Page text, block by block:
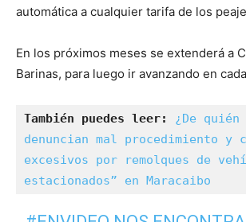
automática a cualquier tarifa de los
En los próximos meses se extenderá a
Barinas, para luego ir avanzando en
También puedes leer:
¿De
denuncian mal procedimiento y
excesivos por remolques de
estacionados” en Maracaibo